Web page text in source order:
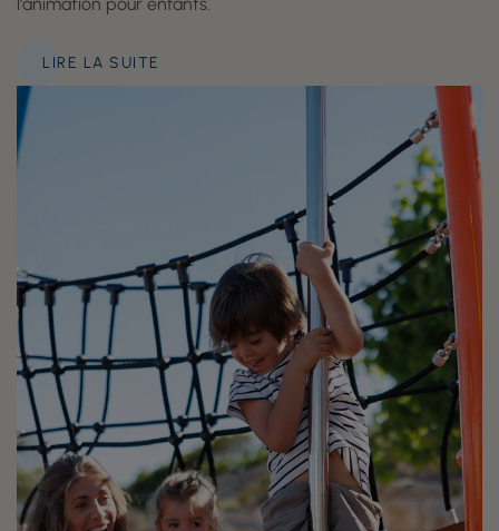
l'animation pour enfants.
LIRE LA SUITE